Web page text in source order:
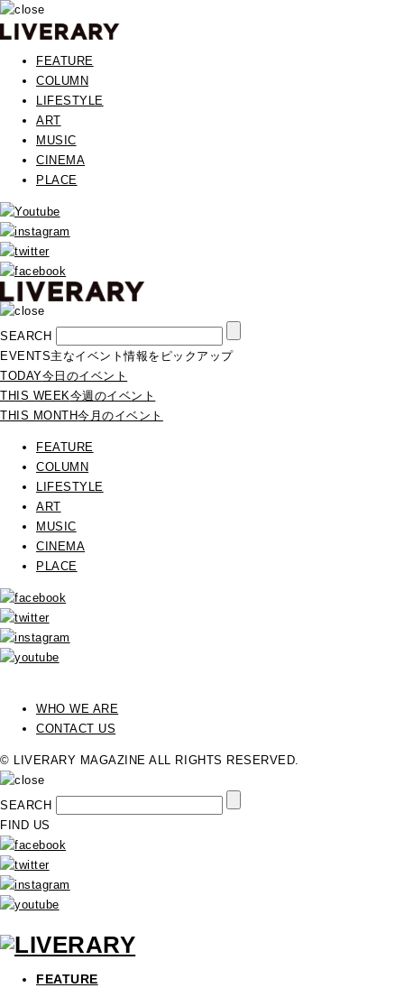
FEATURE
COLUMN
LIFESTYLE
ART
MUSIC
CINEMA
PLACE
SEARCH
EVENTS主なイベント情報をピックアップ
TODAY今日のイベント
THIS WEEK今週のイベント
THIS MONTH今月のイベント
FEATURE
COLUMN
LIFESTYLE
ART
MUSIC
CINEMA
PLACE
WHO WE ARE
CONTACT US
© LIVERARY MAGAZINE ALL RIGHTS RESERVED.
SEARCH
FIND US
FEATURE